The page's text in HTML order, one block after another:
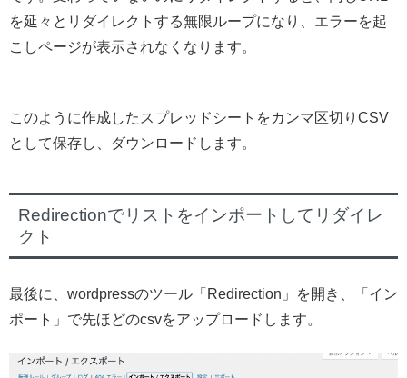
を延々とリダイレクトする無限ループになり、エラーを起
こしページが表示されなくなります。
このように作成したスプレッドシートをカンマ区切りCSV
として保存し、ダウンロードします。
Redirectionでリストをインポートしてリダイレ
クト
最後に、wordpressのツール「Redirection」を開き、「イン
ポート」で先ほどのcsvをアップロードします。